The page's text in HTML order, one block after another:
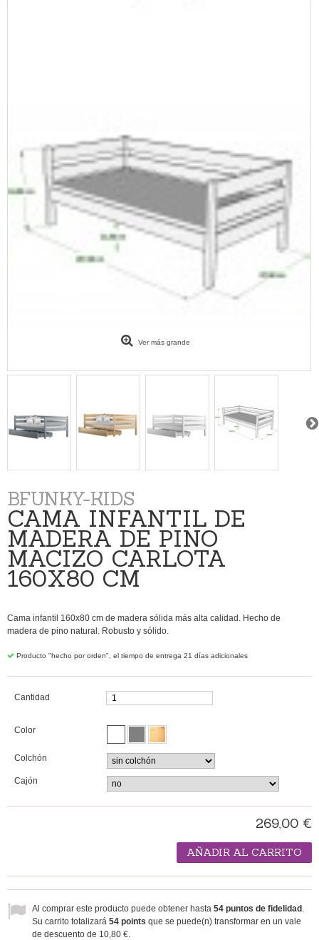
Ver más grande
BFUNKY-KIDS
CAMA INFANTIL DE
MADERA DE PINO
MACIZO CARLOTA
160X80 CM
Cama infantil 160x80 cm de madera sólida más alta calidad. Hecho de
madera de pino natural. Robusto y sólido.
Producto "hecho por orden", el tiempo de entrega 21 días adicionales
Cantidad
Color
Colchón
Cajón
269,00 €
AÑADIR AL CARRITO
Al comprar este producto puede obtener hasta 54 puntos de fidelidad
Su carrito totalizará 54 points que se puede(n) transformar en un vale
de descuento de 10,80 €